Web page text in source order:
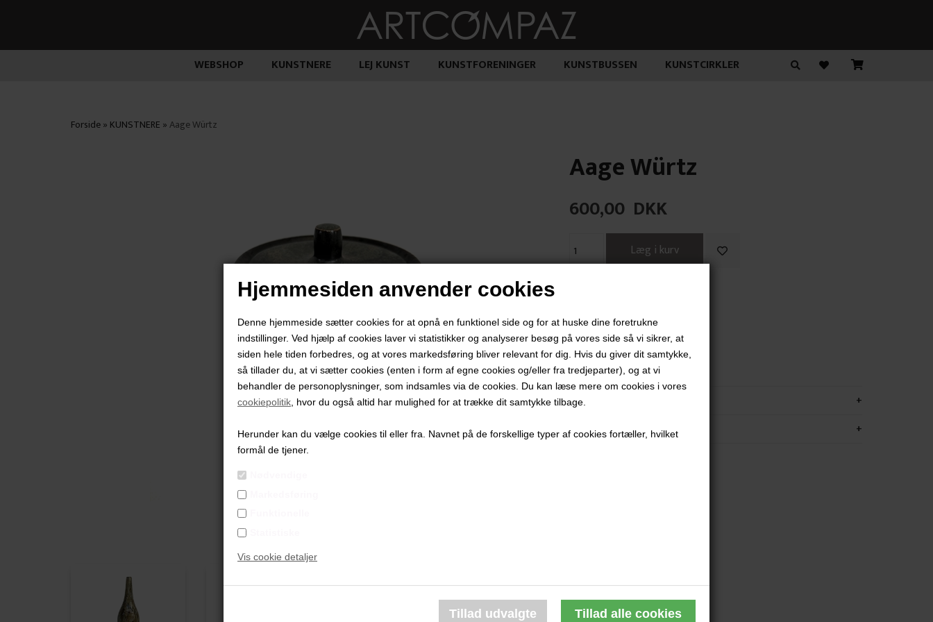
Hjemmesiden anvender cookies
Denne hjemmeside sætter cookies for at opnå en funktionel side og for at huske dine foretrukne
indstillinger. Ved hjælp af cookies laver vi statistikker og analyserer besøg på vores side så vi sikrer, at
siden hele tiden forbedres, og at vores markedsføring bliver relevant for dig. Hvis du giver dit samtykke,
så tillader du, at vi sætter cookies (enten i form af egne cookies og/eller fra tredjeparter), og at vi
behandler de personoplysninger, som indsamles via de cookies. Du kan læse mere om cookies i vores
cookiepolitik , hvor du også altid har mulighed for at trække dit samtykke tilbage.
Herunder kan du vælge cookies til eller fra. Navnet på de forskellige typer af cookies fortæller, hvilket
formål de tjener.
Vis cookie detaljer
WEBSHOP KUNSTNERE LEJ KUNST KUNSTFORENINGER KUNSTBUSSEN KUNSTCIRKLER
Forside» KUNSTNERE »Aage Würtz
Aage Würtz
600,00DKK
7x7 cm.
Keramik
Unika
PRODUKTBESKRIVELSE
PRODUKTINFORMATION